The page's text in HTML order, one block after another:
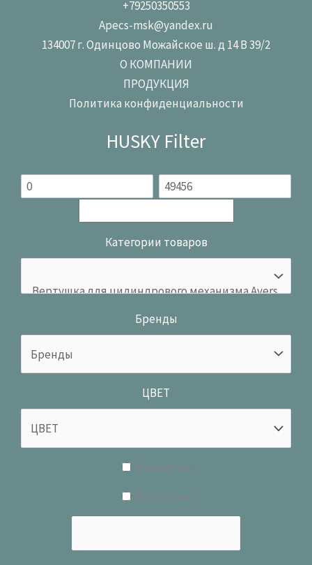
+79250350553
Apecs-msk@yandex.ru
134007 г. Одинцово Можайское ш. д 14 В 39/2
О КОМПАНИИ
ПРОДУКЦИЯ
Политика конфиденциальности
HUSKY Filter
Категории товаров
Бренды
ЦВЕТ